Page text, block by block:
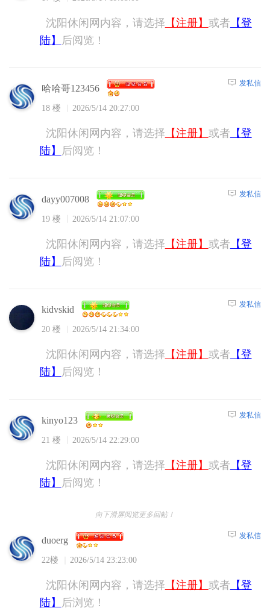
沈阳休闲网内容，请选择 【注册】 或者 【登
陆】
后阅览！
哈哈哥123456
18 楼 2026/5/14 20:27:00
发私信
沈阳休闲网内容，请选择 【注册】 或者 【登
陆】
后阅览！
dayy007008
19 楼 2026/5/14 21:07:00
发私信
沈阳休闲网内容，请选择 【注册】 或者 【登
陆】
后阅览！
kidvskid
20 楼 2026/5/14 21:34:00
发私信
沈阳休闲网内容，请选择 【注册】 或者 【登
陆】
后阅览！
kinyo123
21 楼 2026/5/14 22:29:00
发私信
沈阳休闲网内容，请选择 【注册】 或者 【登
陆】
后阅览！
向下滑屏阅览更多回帖！
duoerg
22楼 2026/5/14 23:23:00
发私信
沈阳休闲网内容，请选择 【注册】 或者 【登
陆】
后浏览！